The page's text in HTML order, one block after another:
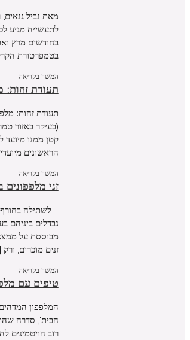
בטמפרטורת
המשך בקריאה
תעודת זהות:
קטן ממנו מיועד
הראשונים
המשך בקריאה
זני
לשתילה בחורף
נבדלים ביניהם
מבוססת על
זנים מוכרים, ורק
המשך בקריאה
טיפים עם
המלפפון
הבית', סדרה